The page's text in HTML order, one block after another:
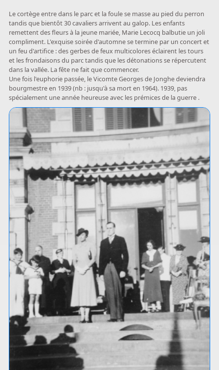
Le cortège entre dans le parc et la foule se masse au pied du perron
tandis que bientôt 30 cavaliers arrivent au galop. Les enfants
remettent des fleurs à la jeune mariée, Marie Lecocq balbutie un joli
compliment. L'exquise soirée d'automne se termine par un concert et
un feu d'artifice : des gerbes de feux multicolores éclairent les tours
et les frondaisons du parc tandis que les détonations se répercutent
dans la vallée. La fête ne fait que commencer.
Une fois l'euphorie passée, le Vicomte Georges de Jonghe deviendra
bourgmestre en 1939 (nb : jusqu'à sa mort en 1964). 1939, pas
spécialement une année heureuse avec les prémices de la guerre .